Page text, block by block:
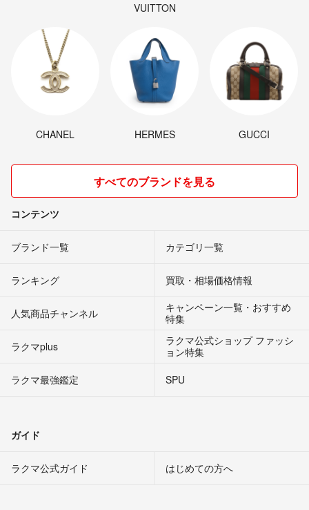
VUITTON
CHANEL HERMES GUCCI
すべてのブランドを見る
コンテンツ
ブランド一覧 カテゴリ一覧
ランキング 買取・相場価格情報
人気商品チャンネル
キャンペーン一覧・おすすめ
特集
ラクマplus
ラクマ公式ショップ ファッシ
ョン特集
ラクマ最強鑑定
SPU
ガイド
ラクマ公式ガイド はじめての方へ